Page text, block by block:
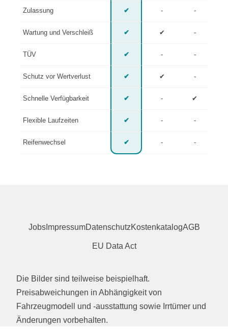
Zulassung ✔ - -
Wartung und Verschleiß ✔ ✔ -
TÜV ✔ - -
Schutz vor Wertverlust ✔ ✔ -
Schnelle Verfügbarkeit ✔ - ✔
Flexible Laufzeiten ✔ - -
Reifenwechsel ✔ - -
JobsImpressumDatenschutzKostenkatalogAGB
EU Data Act
Die Bilder sind teilweise beispielhaft.
Preisabweichungen in Abhängigkeit von
Fahrzeugmodell und -ausstattung sowie Irrtümer und
Änderungen vorbehalten.